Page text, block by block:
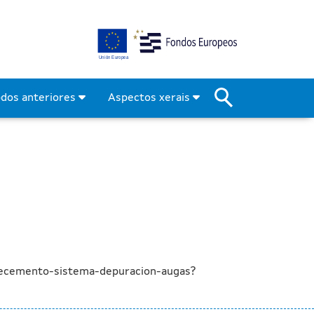
e
anteriores Aspectos xerais
sistema-depuracion-augas?